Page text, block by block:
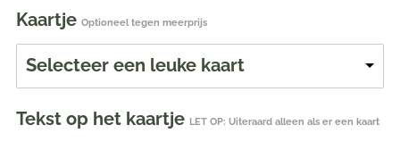
Kaartje Optioneel tegen meerprijs
Selecteer een leuke kaart
Tekst op het kaartje LET OP: Uiteraard alleen als er een kaart